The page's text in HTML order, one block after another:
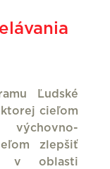
Ľudské
cieľom
zlepšiť
v oblasti